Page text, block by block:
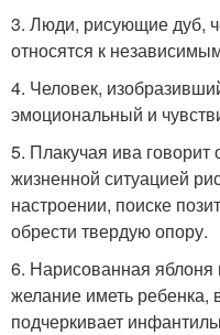
3. Люди, рисующие дуб,
относятся к
4. Человек,
эмоциональный и
5. Плакучая ива говорит
жизненной ситуацией
настроении, поиске
обрести твердую опору.
6. Нарисованная
желание иметь ребенка,
подчеркивает